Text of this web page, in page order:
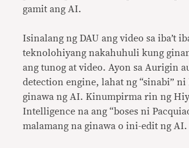
gamit ang AI.
Isinalang ng DAU ang video sa iba’t
teknolohiyang nakahuhuli kung
ang tunog at video. Ayon sa Aurigin
detection engine, lahat ng “sinabi” ni
ginawa ng AI. Kinumpirma rin ng
Intelligence na ang “boses ni
malamang na ginawa o ini-edit ng AI.